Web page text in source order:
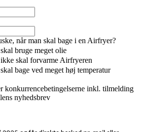
når man skal bage i en Airfryer?
bruge meget olie
skal forvarme Airfryeren
bage ved meget høj temperatur
konkurrencebetingelserne inkl. tilmelding
nyhedsbrev